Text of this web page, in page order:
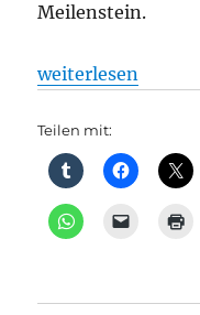
Meilenstein.
„Berliner S-
weiterlesen
Teilen mit: